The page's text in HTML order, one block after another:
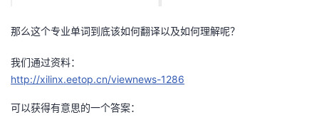
的
我
那么这个专业单词到底该如何翻译以及如何理解呢？
我们通过资料：
http://xilinx.eetop.cn/viewnews-1286
可以获得有意思的一个答案：